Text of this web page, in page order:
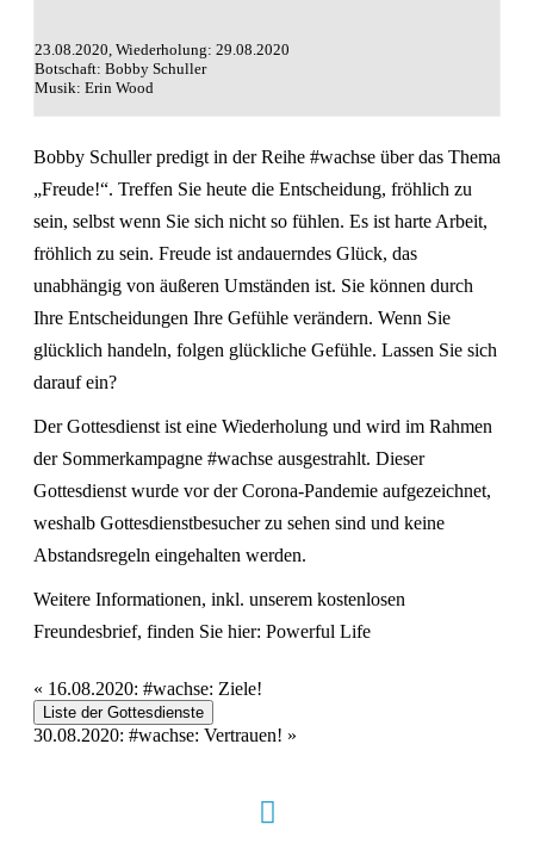
23.08.2020, Wiederholung: 29.08.2020
Botschaft: Bobby Schuller
Musik: Erin Wood
Bobby Schuller predigt in der Reihe #wachse über das Thema
„Freude!“. Treffen Sie heute die Entscheidung, fröhlich zu
sein, selbst wenn Sie sich nicht so fühlen. Es ist harte Arbeit,
fröhlich zu sein. Freude ist andauerndes Glück, das
unabhängig von äußeren Umständen ist. Sie können durch
Ihre Entscheidungen Ihre Gefühle verändern. Wenn Sie
glücklich handeln, folgen glückliche Gefühle. Lassen Sie sich
darauf ein?
Der Gottesdienst ist eine Wiederholung und wird im Rahmen
der Sommerkampagne #wachse ausgestrahlt. Dieser
Gottesdienst wurde vor der Corona-Pandemie aufgezeichnet,
weshalb Gottesdienstbesucher zu sehen sind und keine
Abstandsregeln eingehalten werden.
Weitere Informationen, inkl. unserem kostenlosen
Freundesbrief, finden Sie hier: Powerful Life
« 16.08.2020: #wachse: Ziele!
Liste der Gottesdienste
30.08.2020: #wachse: Vertrauen! »